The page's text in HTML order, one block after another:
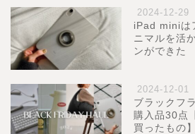
2024-12-29
iPad miniは
ニマルを活
ンができた
2024-12-01
ブラックフ
購入品30点
買ったもの】